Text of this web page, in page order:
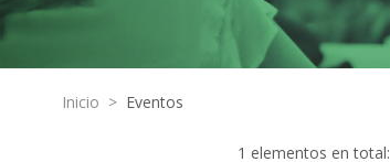
Inicio > Eventos
1 elementos en total: